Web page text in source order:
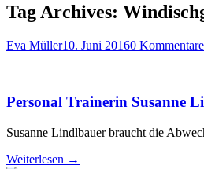
Tag Archives:
Eva Müller10. Juni 20160 Kommentare
Personal Trainerin Susanne
Susanne Lindlbauer braucht die
Weiterlesen →